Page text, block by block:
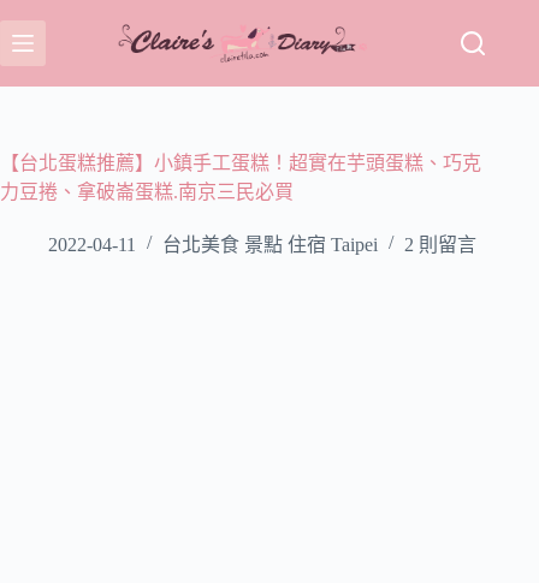
至
主
容【台北蛋糕推薦】小鎮手工蛋糕！超實在芋頭蛋糕、巧克
力豆捲、拿破崙蛋糕.南京三民必買
2022-04-11 台北美食 景點 住宿 Taipei 2 則留言